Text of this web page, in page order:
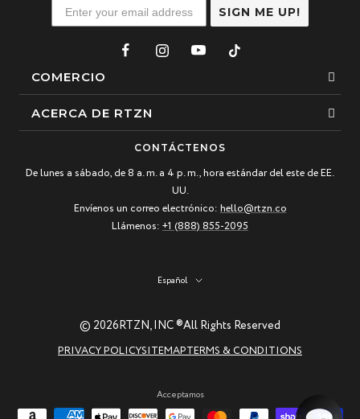
SIGN ME UP!
COMERCIO
Esposas
Pulsera de cuentas
Los más vendidos
ACERCA DE RTZN
Nuestra historia
Preguntas frecuentes
CONTÁCTENOS
De lunes a sábado, de 8 a. m. a 4 p. m., hora estándar del este de EE.
UU.
Envíenos un correo electrónico:hello@rtzn.co
Llámenos: +1 (888) 855-2095
Idioma
Español
© 2026RTZN, INC ®All Rights Reserved
PRIVACY POLICYSITEMAPTERMS & CONDITIONS
Acceptamos